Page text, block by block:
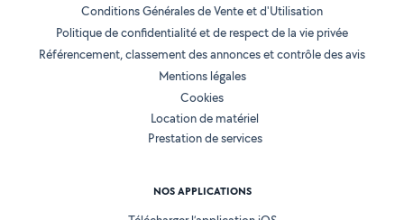
Conditions Générales de Vente et d'Utilisation
Politique de confidentialité et de respect de la vie privée
Référencement, classement des annonces et contrôle des avis
Mentions légales
Cookies
Location de matériel
Prestation de services
NOS APPLICATIONS